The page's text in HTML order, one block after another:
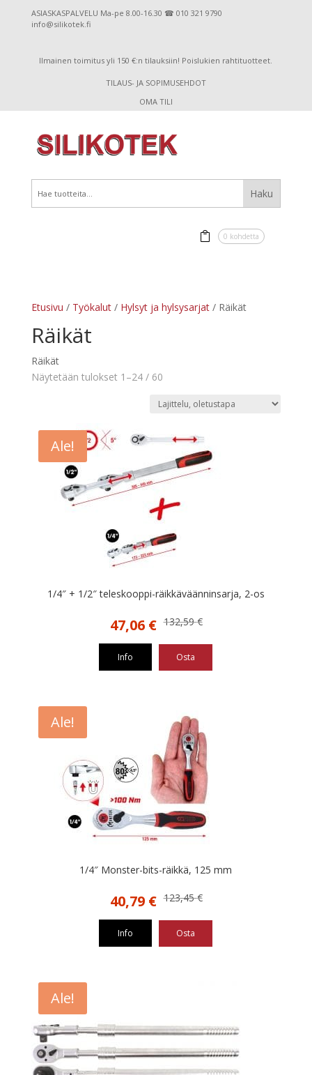
ASIASKASPALVELU Ma-pe 8.00-16.30 ☎ 010 321 9790
info@silikotek.fi
Ilmainen toimitus yli 150 €:n tilauksiin! Poislukien rahtituotteet.
TILAUS- JA SOPIMUSEHDOT
OMA TILI
0 kohdetta
Etusivu / Työkalut/ Hylsyt ja hylsysarjat/ Räikät
Räikät
Räikät
Näytetään tulokset 1–24 / 60
Ale!
1/4″ + 1/2″ teleskooppi-räikkäväänninsarja, 2-os
132,59€
Alkuperäinen
132,59 €.
47,06 €Nykyinen
47,06 €.
Info Osta
Ale!
1/4″ Monster-bits-räikkä, 125 mm
123,45€
Alkuperäinen
123,45 €.
40,79 €Nykyinen
40,79 €.
Info Osta
Ale!